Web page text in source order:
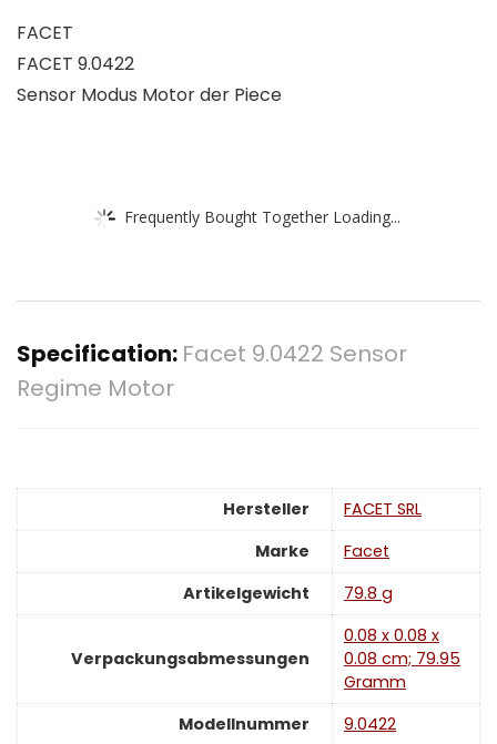
FACET
FACET 9.0422
Sensor Modus Motor der Piece
Frequently Bought Together Loading...
Specification: Facet 9.0422 Sensor
Regime Motor
Hersteller
‎FACET SRL
Marke
‎Facet
Artikelgewicht
‎79.8 g
Verpackungsabmessungen
‎0.08 x 0.08 x
0.08 cm; 79.95
Gramm
Modellnummer
‎9.0422